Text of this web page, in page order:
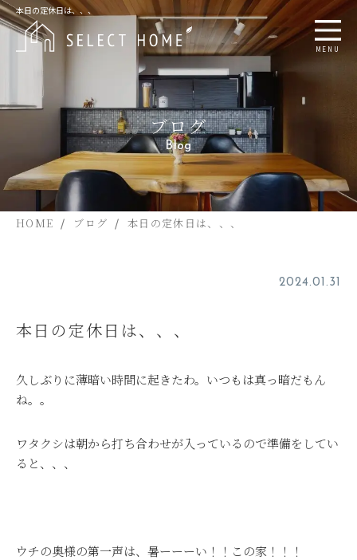
本日の定休日は、、、
MENU
ブログ
Blog
HOME ブログ 本日の定休日は、、、
2024.01.31
本日の定休日は、、、
久しぶりに薄暗い時間に起きたわ。いつもは真っ暗だもん
ね。。
ワタクシは朝から打ち合わせが入っているので準備をしてい
ると、、、
ウチの奥様の第一声は、暑ーーーい！！この家！！！